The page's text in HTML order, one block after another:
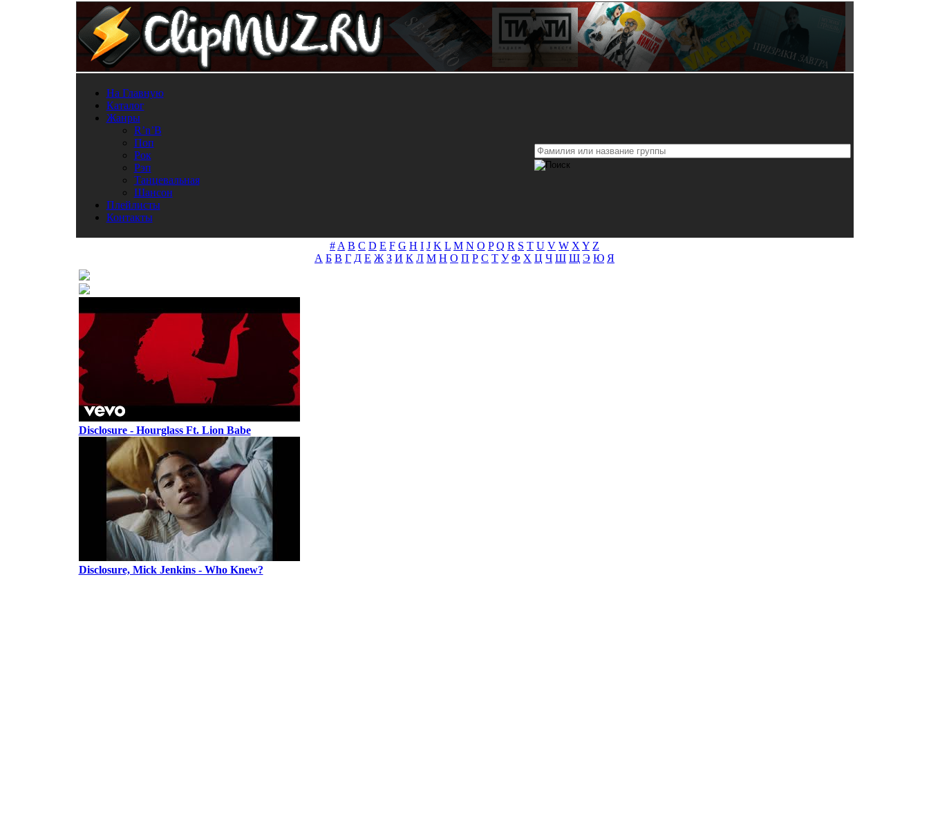
На Главную
Каталог
Жанры
R’n’B
Поп
Рок
Рэп
Танцевальная
Шансон
Плейлисты
Контакты
# A B C D E F G H I J K L M N O P Q R S T U V W X Y Z
А Б В Г Д Е Ж З И К Л М Н О П Р С Т У Ф Х Ц Ч Ш Щ Э Ю Я
Disclosure - Hourglass Ft. Lion Babe
Disclosure, Mick Jenkins - Who Knew?